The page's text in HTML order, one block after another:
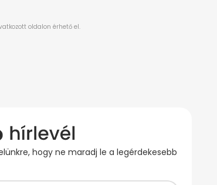
hogy ne maradj le a legérdekesebb